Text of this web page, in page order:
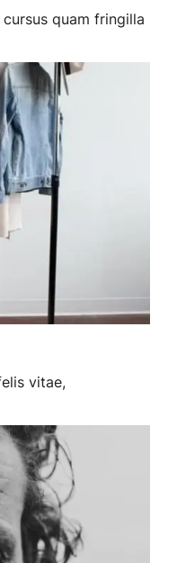
quam fringilla
vitae,